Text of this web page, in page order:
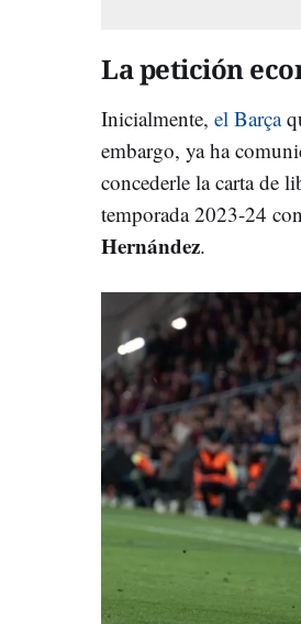
La petición
Inicialmente, el Barça
embargo, ya ha
concederle la carta de
temporada 2023-24
Hernández.